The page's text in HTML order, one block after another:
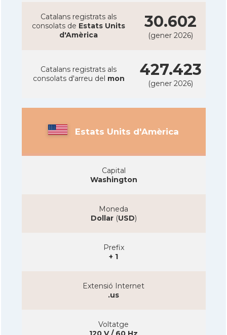
Catalans registrats als
consolats de Estats Units
d'Amèrica
30.602
(gener 2026)
Catalans registrats als
consolats d'arreu del mon 427.423
(gener 2026)
Estats Units d'Amèrica
Capital
Washington
Moneda
Dollar(USD)
Prefix
+ 1
Extensió Internet
.us
Voltatge